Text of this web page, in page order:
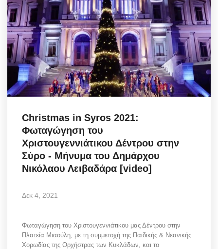
Christmas in Syros 2021:
Φωταγώγηση του
Χριστουγεννιάτικου Δέντρου στην
Σύρο - Μήνυμα του Δημάρχου
Νικόλαου Λειβαδάρα [video]
Δεκ 4, 2021
Φωταγώγηση του Χριστουγεννιάτικου μας Δέντρου στην
Πλατεία Μιαούλη, με τη συμμετοχή της Παιδικής & Νεανικής
Χορωδίας της Ορχήστρας των Κυκλάδων, και το